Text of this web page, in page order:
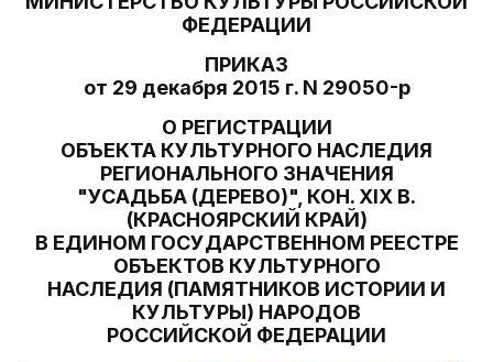
ФЕДЕРАЦИИ
ПРИКАЗ
от 29 декабря 2015 г. N 29050-р
О РЕГИСТРАЦИИ
ОБЪЕКТА КУЛЬТУРНОГО НАСЛЕДИЯ
РЕГИОНАЛЬНОГО ЗНАЧЕНИЯ
"УСАДЬБА (ДЕРЕВО)", КОН. XIX В.
(КРАСНОЯРСКИЙ КРАЙ)
В ЕДИНОМ ГОСУДАРСТВЕННОМ РЕЕСТРЕ
ОБЪЕКТОВ КУЛЬТУРНОГО
НАСЛЕДИЯ (ПАМЯТНИКОВ ИСТОРИИ И
КУЛЬТУРЫ) НАРОДОВ
РОССИЙСКОЙ ФЕДЕРАЦИИ